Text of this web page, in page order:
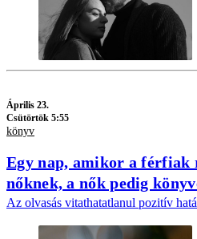
Április 23.
Csütörtök 5:55
könyv
Egy nap, amikor a férfiak
nőknek, a nők pedig
Az olvasás vitathatatlanul pozitív